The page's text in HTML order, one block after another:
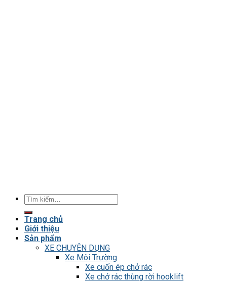
Tìm
Trang chủ
Giới thiệu
Sản phẩm
XE CHUYÊN DỤNG
Xe Môi Trường
Xe cuốn ép chở rác
Xe chở rác thùng rời hooklift